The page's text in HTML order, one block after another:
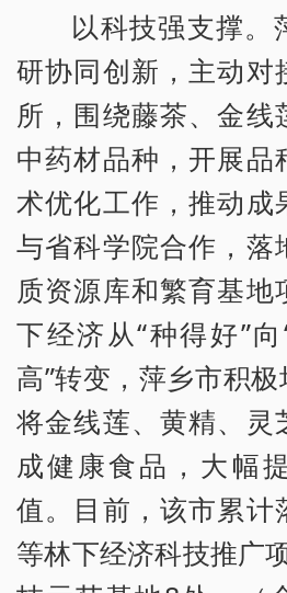
以科技强支撑。
研协同创新，主动对
所，围绕藤茶、金线
中药材品种，开展品
术优化工作，推动成
与省科学院合作，落
质资源库和繁育基地
下经济从“种得好”
高”转变，萍乡市积极
将金线莲、黄精、灵
成健康食品，大幅
值。目前，该市累计
等林下经济科技推广